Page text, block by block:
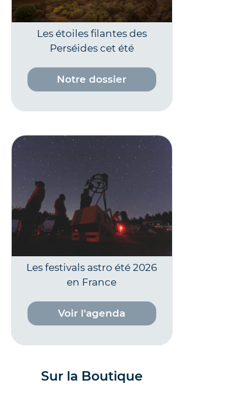
Les étoiles filantes des
Perséides cet été
Notre dossier
Les festivals astro été 2026
en France
Voir l'agenda
Sur la Boutique